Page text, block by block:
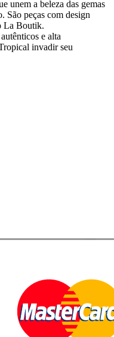
unem a beleza das gemas
São peças com design
La Boutik.
e alta
invadir seu